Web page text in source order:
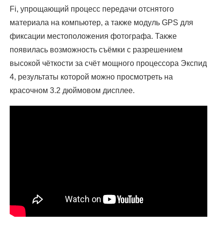
Fi, упрощающий процесс передачи отснятого
материала на компьютер, а также модуль GPS для
фиксации местоположения фотографа. Также
появилась возможность съёмки с разрешением
высокой чёткости за счёт мощного процессора Экспид
4, результаты которой можно просмотреть на
красочном 3.2 дюймовом дисплее.